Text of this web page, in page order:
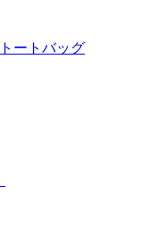
ートバッグ